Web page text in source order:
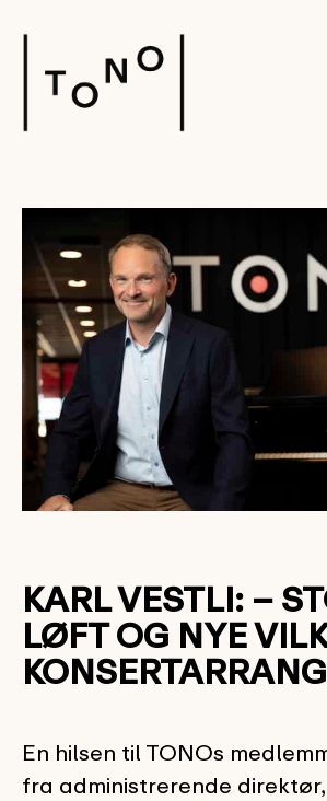
KARL VESTLI: –
LØFT OG NYE
En hilsen til TONOs
fra administrerende